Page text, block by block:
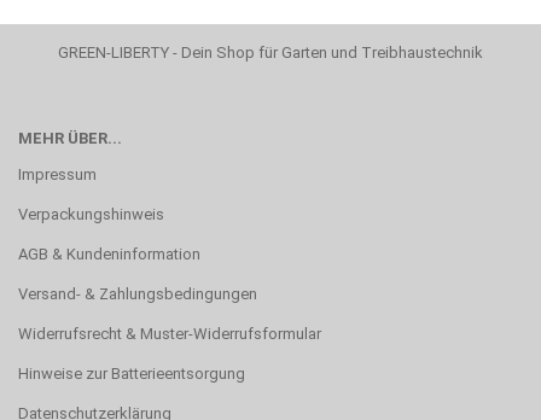
GREEN-LIBERTY - Dein Shop für Garten und Treibhaustechnik
MEHR ÜBER...
Impressum
Verpackungshinweis
AGB & Kundeninformation
Versand- & Zahlungsbedingungen
Widerrufsrecht & Muster-Widerrufsformular
Hinweise zur Batterieentsorgung
Datenschutzerklärung